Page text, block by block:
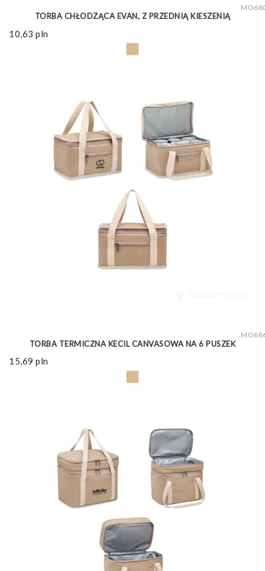
TORBA CHŁODZĄCA EVAN, Z PRZEDNIĄ KIESZENIĄ
10,63 pln
TORBA TERMICZNA KECIL CANVASOWA NA 6 PUSZEK
15,69 pln